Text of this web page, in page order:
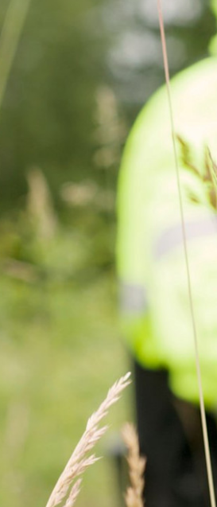
tross lave
resultat. NTE-konsernet leverte
Hansen, med hovedkontor i
tross svært lave kraftpriser
til tross for svært
for Mosjøen
en ny kraftkontrakt for
med ny kraftavtale
Siso Energi. Avtalen gir tilgang